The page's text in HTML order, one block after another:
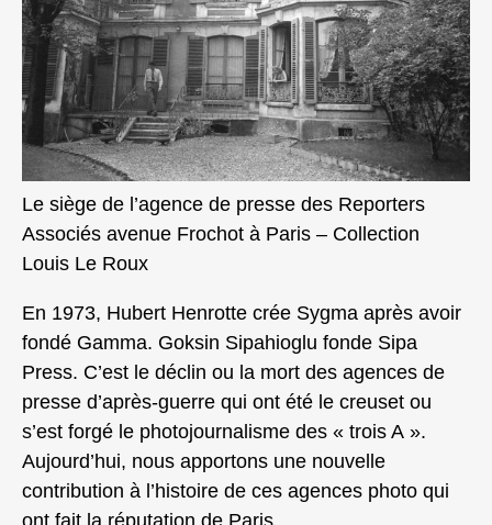
Le siège de l’agence de presse des Reporters
Associés avenue Frochot à Paris – Collection
Louis Le Roux
En 1973, Hubert Henrotte crée Sygma après avoir
fondé Gamma. Goksin Sipahioglu fonde Sipa
Press. C’est le déclin ou la mort des agences de
presse d’après-guerre qui ont été le creuset ou
s’est forgé le photojournalisme des « trois A ».
Aujourd’hui, nous apportons une nouvelle
contribution à l’histoire de ces agences photo qui
ont fait la réputation de Paris.